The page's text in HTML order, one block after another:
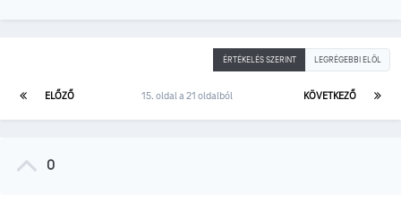
ÉRTÉKELÉS SZERINT LEGRÉGEBBI ELÖL
ELŐZŐ KÖVETKEZŐ
15. oldal a 21 oldalból
0